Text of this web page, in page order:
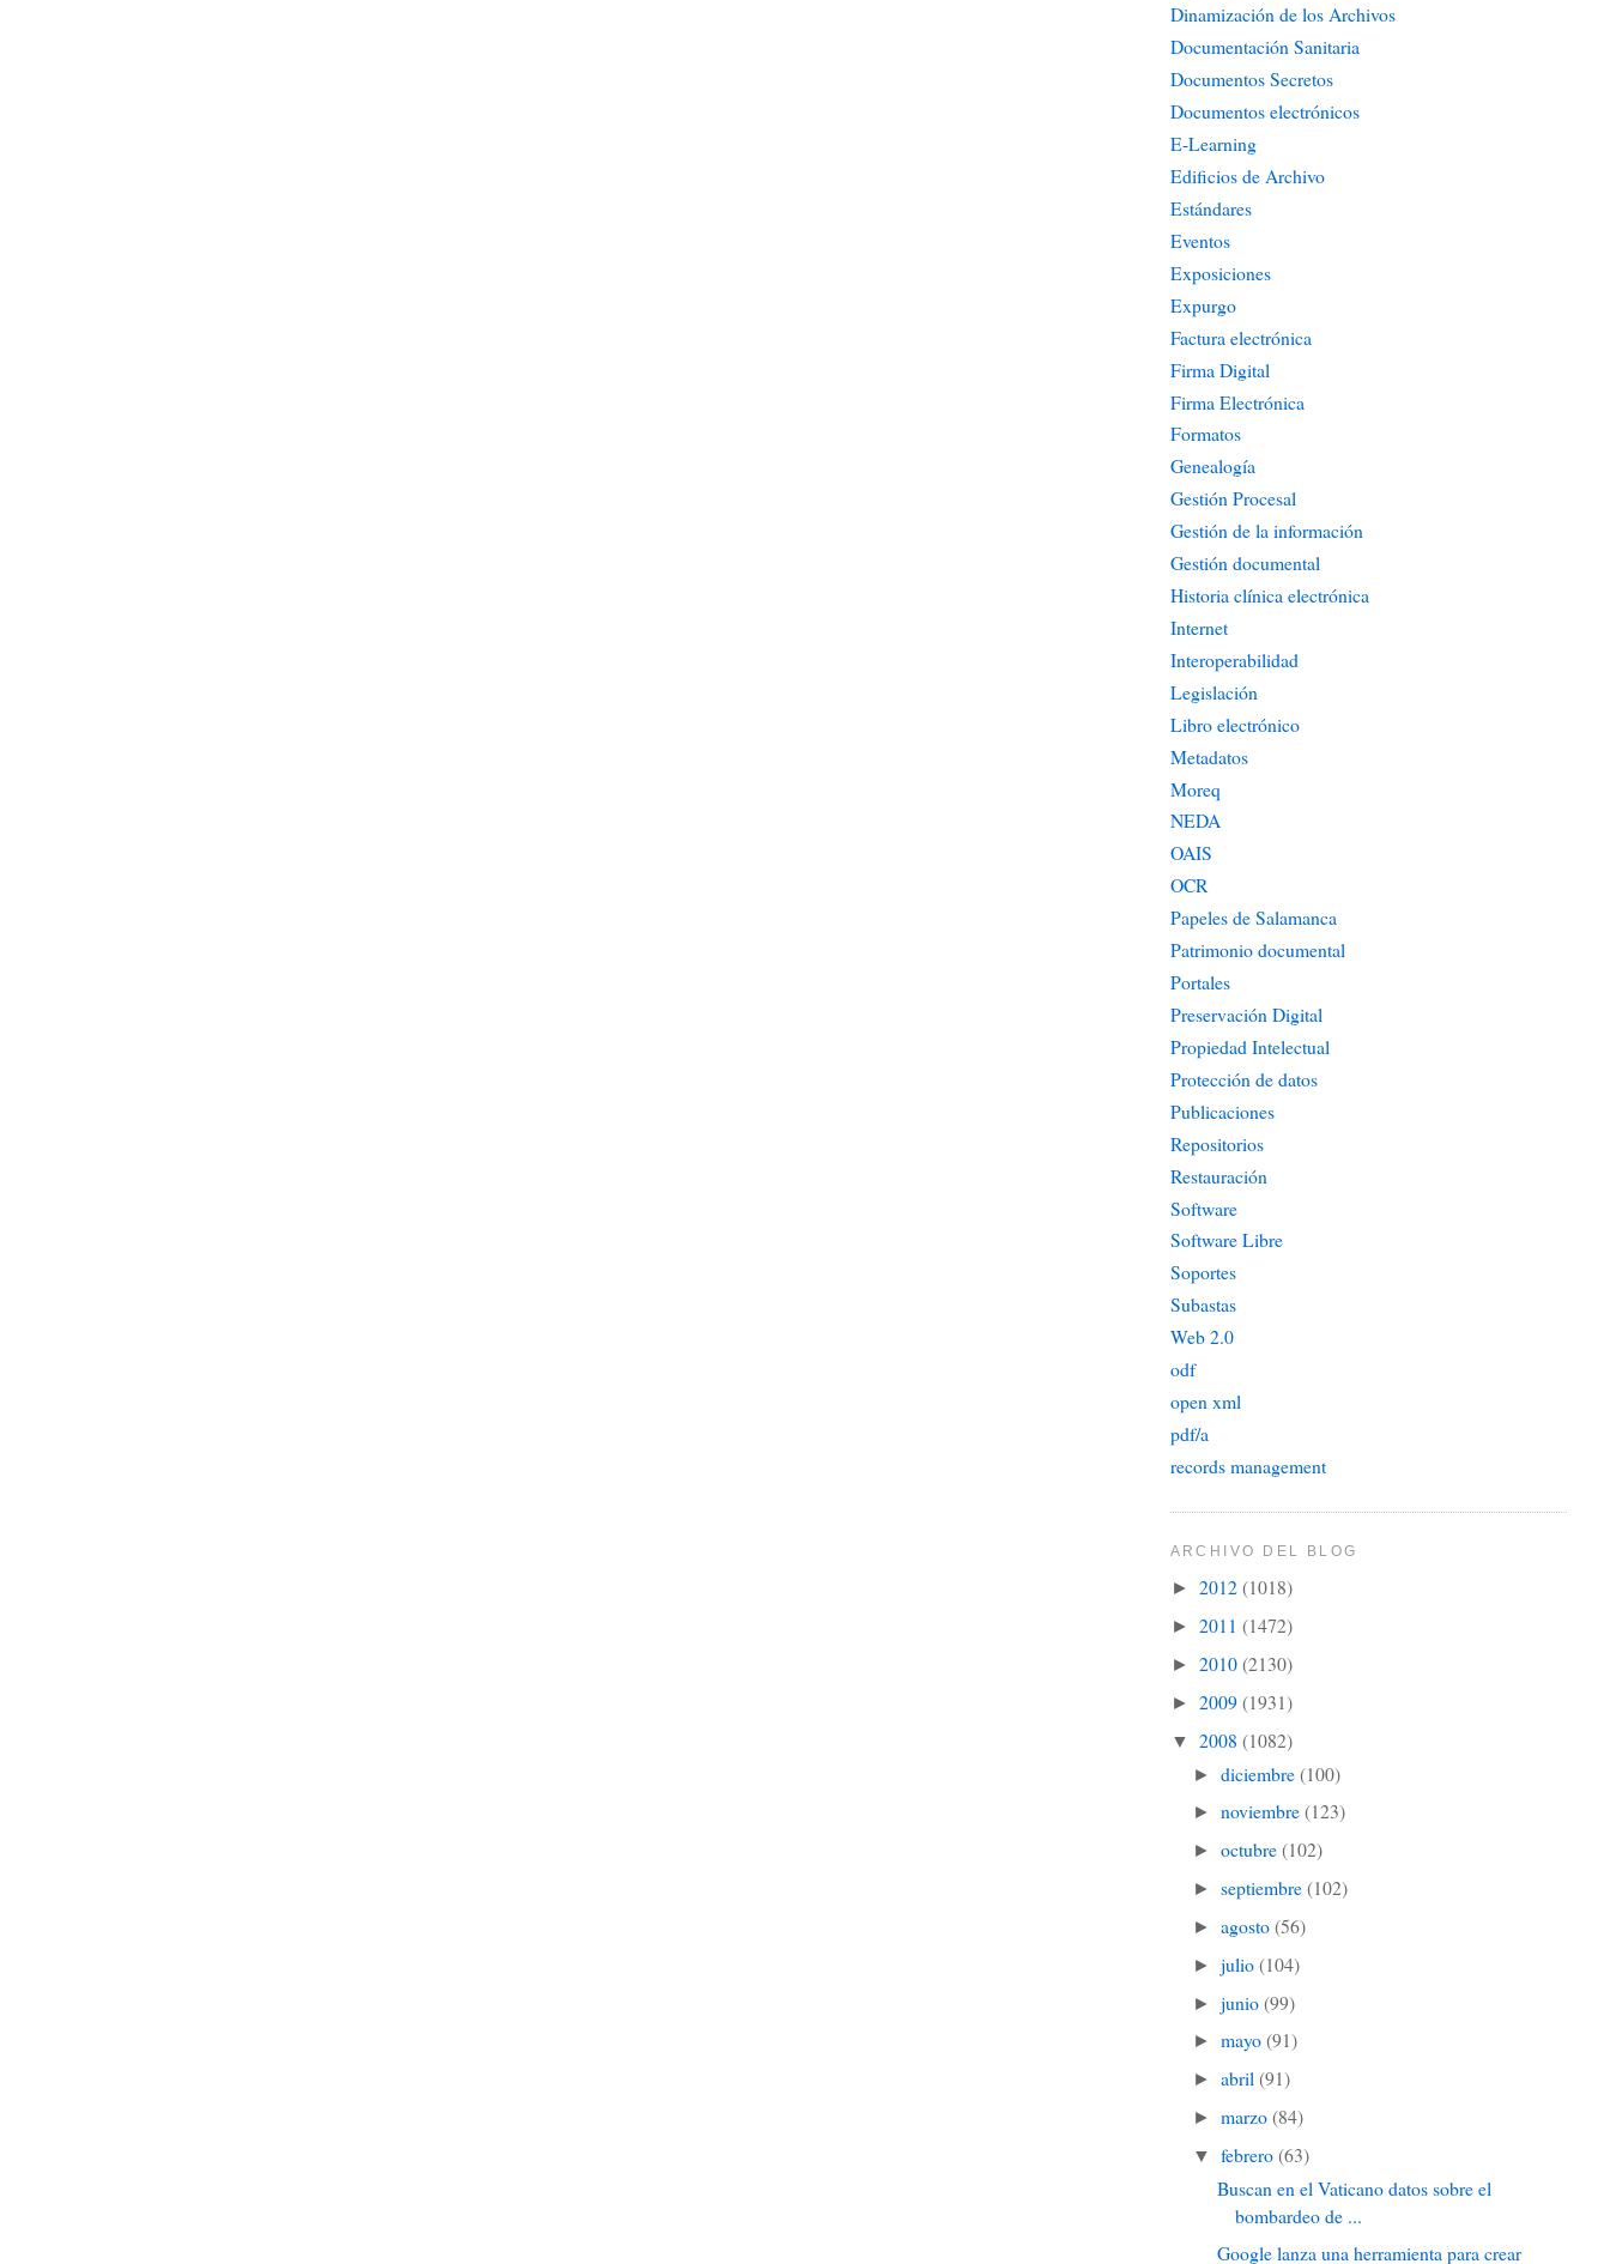
Dinamización de los Archivos
Documentación Sanitaria
Documentos Secretos
Documentos electrónicos
E-Learning
Edificios de Archivo
Estándares
Eventos
Exposiciones
Expurgo
Factura electrónica
Firma Digital
Firma Electrónica
Formatos
Genealogía
Gestión Procesal
Gestión de la información
Gestión documental
Historia clínica electrónica
Internet
Interoperabilidad
Legislación
Libro electrónico
Metadatos
Moreq
NEDA
OAIS
OCR
Papeles de Salamanca
Patrimonio documental
Portales
Preservación Digital
Propiedad Intelectual
Protección de datos
Publicaciones
Repositorios
Restauración
Software
Software Libre
Soportes
Subastas
Web 2.0
odf
open xml
pdf/a
records management
ARCHIVO DEL BLOG
► 2012(1018)
► 2011 (1472)
► 2010(2130)
► 2009(1931)
▼ 2008 (1082)
►diciembre(100)
►noviembre(123)
►octubre(102)
►septiembre(102)
►agosto(56)
►julio(104)
►junio(99)
►mayo(91)
►abril(91)
►marzo(84)
▼febrero(63)
Buscan en el Vaticano datos sobre el
bombardeo de ...
Google lanza una herramienta para crear